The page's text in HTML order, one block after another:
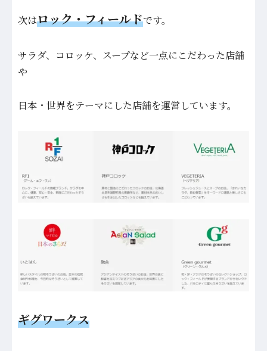
次はロック・フィールドです。
サラダ、コロッケ、スープなど一点にこだわった店舗
や
日本・世界をテーマにした店舗を運営しています。
ギグワークス